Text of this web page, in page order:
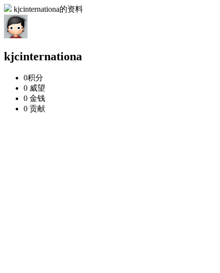
kjcinternationa的资料
kjcinternationa
0积分
0 威望
0 金钱
0 贡献